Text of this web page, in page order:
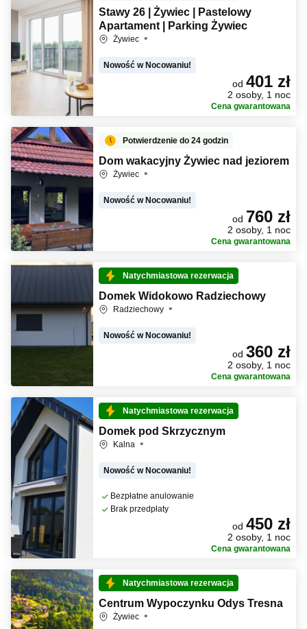
Stawy 26 | Żywiec | Pastelowy
Apartament | Parking Żywiec
Żywiec
Nowość w Nocowaniu!
od 401 zł
2 osoby, 1 noc
Cena gwarantowana
Potwierdzenie do 24 godzin
Dom wakacyjny Żywiec nad jeziorem
Żywiec
Nowość w Nocowaniu!
od 760 zł
2 osoby, 1 noc
Cena gwarantowana
Natychmiastowa rezerwacja
Domek Widokowo Radziechowy
Radziechowy
Nowość w Nocowaniu!
od 360 zł
2 osoby, 1 noc
Cena gwarantowana
Natychmiastowa rezerwacja
Domek pod Skrzycznym
Kalna
Nowość w Nocowaniu!
Bezpłatne anulowanie
Brak przedpłaty
od 450 zł
2 osoby, 1 noc
Cena gwarantowana
Natychmiastowa rezerwacja
Centrum Wypoczynku Odys Tresna
Żywiec